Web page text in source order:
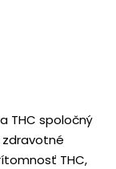
THC spoločný
THC,